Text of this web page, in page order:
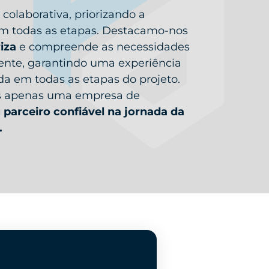
priorizando a
todas as etapas. Destacamo-nos
e compreende as necessidades
garantindo uma experiência
em todas as etapas do projeto.
apenas uma empresa de
parceiro confiável na jornada da